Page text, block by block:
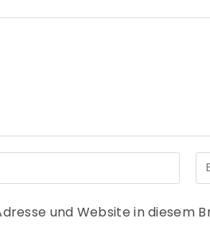
und Website in diesem